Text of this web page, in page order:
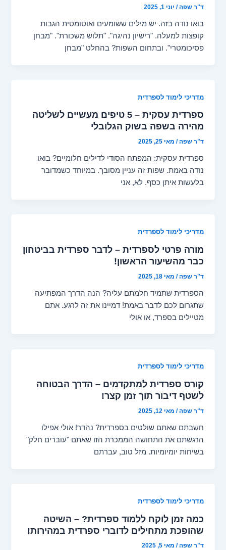
ד"ר שפה/ יוני 1, 2025
בואו נודה בזה. יש מילים ששומעים ואוטומטית הגבות
קופצות למעלה. "רישיון נהיגה". "תלוש משכורת". "מבחן
פסיכומטרי". ובתחום השפות? בהחלט "מבחן
מדריכי לימוד לספרדית
ספרדית עסקית – 5 טיפים מעשיים לשליטה
מהירה בשפה בשוק הגלובלי
ד"ר שפה/ מאי 25, 2025
ספרדית עסקית: המפתח הסודי לדילים חלומיים? בואו
נודה באמת. שפות זה עניין מסובך. במיוחד כשמדובר
בלעשות איתן כסף. לא, אני
מדריכי לימוד לספרדית
מורה פרטי לספרדית – לדבר ספרדית בביטחון
כבר מהשיעור הראשון!
ד"ר שפה/ מאי 18, 2025
הספרדית שתמיד חלמתם עליה? הנה הדרך המפתיעה
שתגרום לכם לדבר באמת! דמיינו את זה לרגע. אתם
מטיילים בספרד, או אולי
מדריכי לימוד לספרדית
קורס ספרדית למתקדמים – הדרך הבטוחה
לשטף דיבור תוך זמן קצר!
ד"ר שפה/ מאי 12, 2025
חשבתם שאתם שולטים בספרדית? נהדר! אולי אפילו
הרגשתם את התחושה הממכרת הזו שאתם "עוברים חלק"
בשיחות יומיומיות. מזל טוב, עברתם
מדריכי לימוד לספרדית
כמה זמן לוקח ללמוד ספרדית? – השיטה
שהופכת מתחילים לדוברי ספרדית במהירות!
ד"ר שפה/ מאי 5, 2025